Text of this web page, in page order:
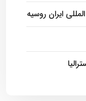
ایران روسیه